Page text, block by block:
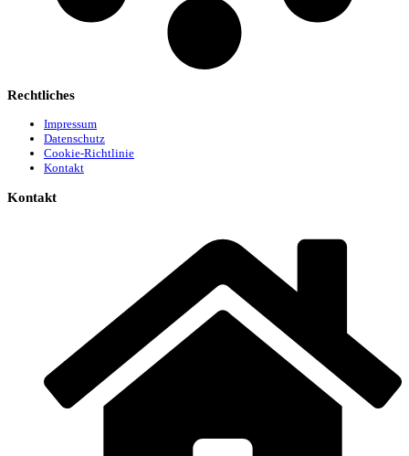
Rechtliches
Impressum
Datenschutz
Cookie-Richtlinie
Kontakt
Kontakt